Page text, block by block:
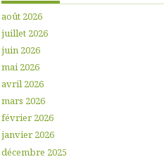
août 2026
juillet 2026
juin 2026
mai 2026
avril 2026
mars 2026
février 2026
janvier 2026
décembre 2025